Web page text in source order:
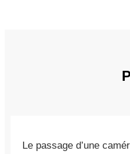
Le passage d’une